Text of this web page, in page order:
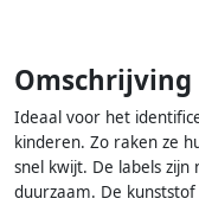
Omschrijving
Ideaal voor het
kinderen. Zo raken ze
snel kwijt. De labels
duurzaam. De